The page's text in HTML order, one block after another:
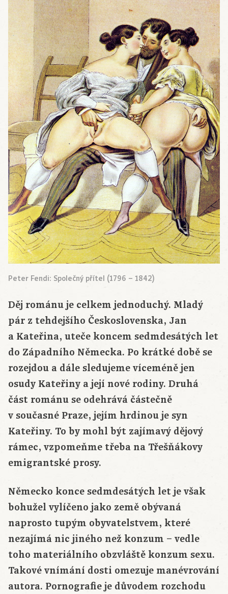
Peter Fendi: Společný přítel (1796 – 1842)
Děj románu je celkem jednoduchý. Mladý
pár z tehdejšího Československa, Jan
a Kateřina, uteče koncem sedmdesátých let
do Západního Německa. Po krátké době se
rozejdou a dále sledujeme víceméně jen
osudy Kateřiny a její nové rodiny. Druhá
část románu se odehrává částečně
v současné Praze, jejím hrdinou je syn
Kateřiny. To by mohl být zajímavý dějový
rámec, vzpomeňme třeba na Třešňákovy
emigrantské prosy.
Německo konce sedmdesátých let je však
bohužel vylíčeno jako země obývaná
naprosto tupým obyvatelstvem, které
nezajímá nic jiného než konzum – vedle
toho materiálního obzvláště konzum sexu.
Takové vnímání dosti omezuje manévrování
autora. Pornografie je důvodem rozchodu